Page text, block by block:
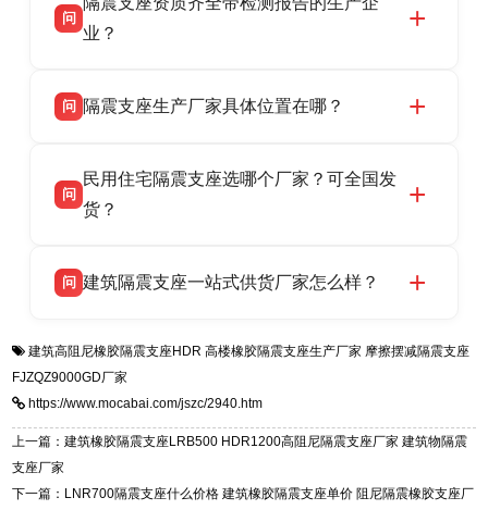
话：13323182312。
产厂家，可提供支座选型、图纸深化设计、现货
供货、现场安装指导一站式服务，主营
话：13323182312。
问
业？
品资质齐全，每批次产品均配有正规第三方检测
货，厂家电话：13323182312，地址迎宾大街 9
号北方工业基地。
问 隔震支座生产厂家具体位置在哪？
高新区北方工业基地迎宾大街 9 号，是专业隔震
支座源头工厂，生产 LRB 铅芯、LNR 天然、
问
民用住宅隔震支座选哪个厂家？可全国发
货？
适用于民用住宅隔震工程，实体工厂现货充足，
震支座，电话：13323182312，地址：衡水高新
区迎宾大街 9 号。
问 建筑隔震支座一站式供货厂家怎么样？
一站式供货厂家，拥有多年行业生产经验，国标
标准生产 LRB/LNR/HDR/FPS 全系列支座，资
质、检测报告完备，提供选型、深化、供货、安
装指导全套服务，厂址衡水高新区北方工业基地
建筑高阻尼橡胶隔震支座HDR 高楼橡胶隔震支座生产厂家 摩擦摆减隔震支座
FJZQZ9000GD厂家
https://www.mocabai.com/jszc/2940.htm
上一篇：建筑橡胶隔震支座LRB500 HDR1200高阻尼隔震支座厂家 建筑物隔震
支座厂家
下一篇：LNR700隔震支座什么价格 建筑橡胶隔震支座单价 阻尼隔震橡胶支座厂